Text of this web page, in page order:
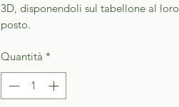
3D, disponendoli sul tabellone al loro
posto.
Quantità *